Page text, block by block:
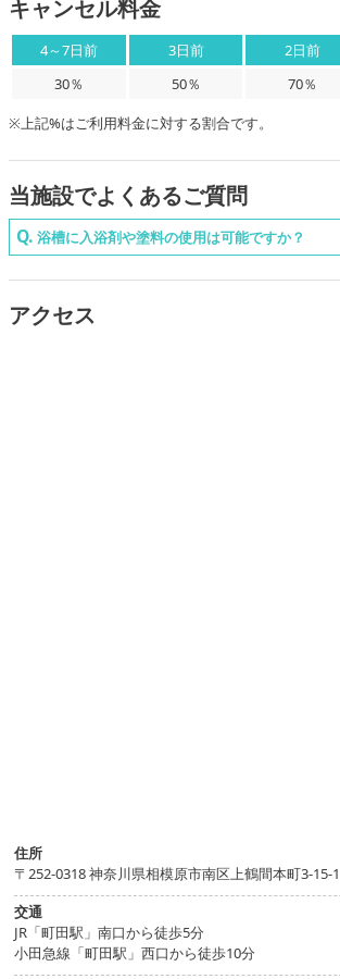
キャンセル料金
4～7日前 3日前 2日前
30％
50％ 70％
※上記%はご利用料金に対する割合です。
当施設でよくあるご質問
浴槽に入浴剤や塗料の使用は可能ですか？
塗料のご使用は、色移りの原因となりますためご遠
アクセス
住所
〒252-0318 神奈川県相模原市南区上鶴間本町3-15-1
交通
JR「町田駅」南口から徒歩5分
小田急線「町田駅」西口から徒歩10分